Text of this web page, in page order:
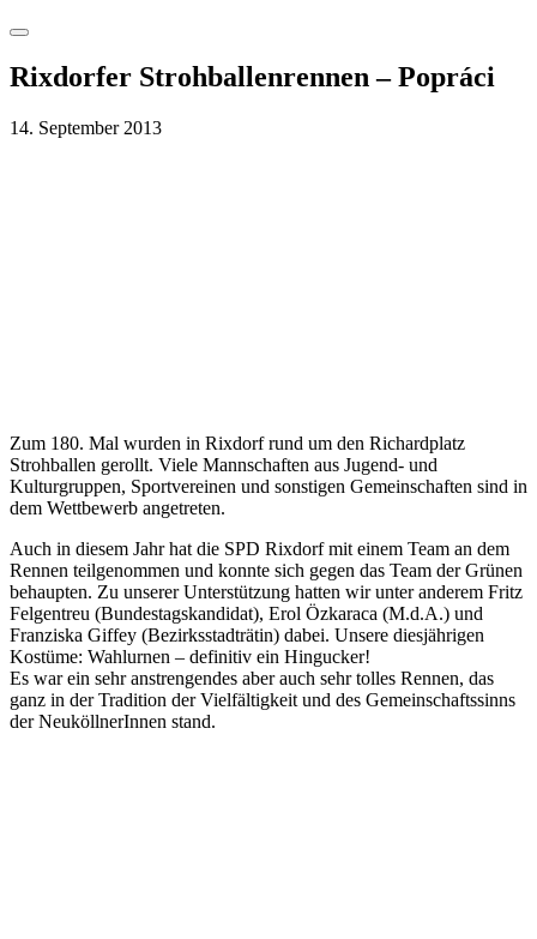
Menu
Rixdorfer Strohballenrennen – Popráci
14. September 2013
Zum 180. Mal wurden in Rixdorf rund um den Richardplatz
Strohballen gerollt. Viele Mannschaften aus Jugend- und
Kulturgruppen, Sportvereinen und sonstigen Gemeinschaften sind in
dem Wettbewerb angetreten.
Auch in diesem Jahr hat die SPD Rixdorf mit einem Team an dem
Rennen teilgenommen und konnte sich gegen das Team der Grünen
behaupten. Zu unserer Unterstützung hatten wir unter anderem Fritz
Felgentreu (Bundestagskandidat), Erol Özkaraca (M.d.A.) und
Franziska Giffey (Bezirksstadträtin) dabei. Unsere diesjährigen
Kostüme: Wahlurnen – definitiv ein Hingucker!
Es war ein sehr anstrengendes aber auch sehr tolles Rennen, das
ganz in der Tradition der Vielfältigkeit und des Gemeinschaftssinns
der NeuköllnerInnen stand.